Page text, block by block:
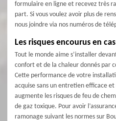
formulaire en ligne et recevez très
part. Si vous voulez avoir plus de
nous joindre via nos numéros de
Les risques encourus en
Tout le monde aime s’installer
confort et de la chaleur donnés par
Cette performance de votre
acquise sans un entretien efficace
augmente les risques de feu de
de gaz toxique. Pour avoir
ramonage suivant les normes sur